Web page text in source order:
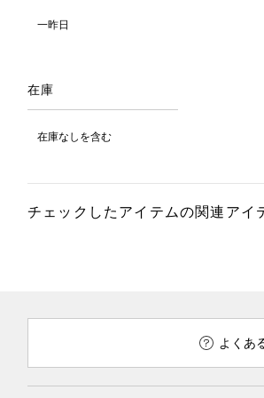
一昨日
在庫
在庫なしを含む
チェックしたアイテムの関連アイ
よくあ